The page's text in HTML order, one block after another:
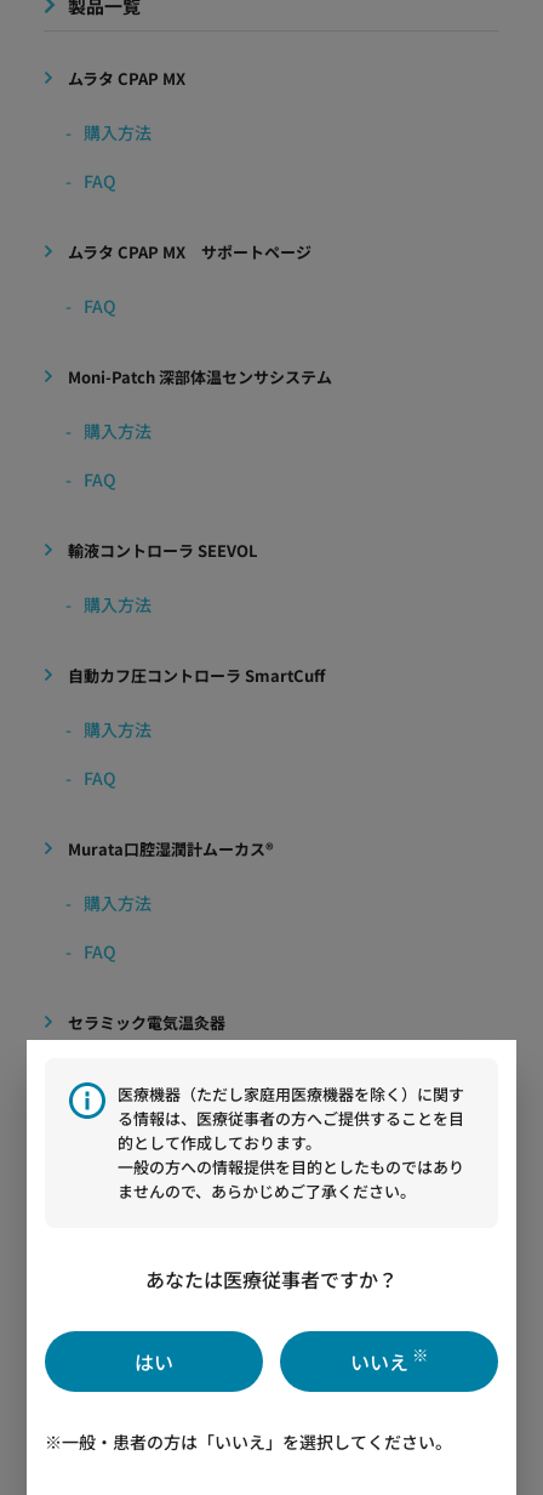
製品一覧
ムラタ CPAP MX
購入方法
FAQ
ムラタ CPAP MX サポートページ
FAQ
Moni-Patch 深部体温センサシステム
購入方法
FAQ
輸液コントローラ SEEVOL
購入方法
自動カフ圧コントローラ SmartCuff
購入方法
FAQ
Murata口腔湿潤計ムーカス®︎
購入方法
FAQ
セラミック電気温灸器
購入方法
FAQ
疲労ストレス計 MF100
漫然運転の防止など健康経営課題への活用
疲労ストレス計 MF100の導入事例
職場で役立つ疲労とストレスコラム
医療機器（ただし家庭用医療機器を除く）に関す
る情報は、医療従事者の方へご提供することを目
的として作成しております。
一般の方への情報提供を目的としたものではあり
ませんので、あらかじめご了承ください。
あなたは医療従事者ですか？
はい いいえ ※
※一般・患者の方は「いいえ」を選択してください。